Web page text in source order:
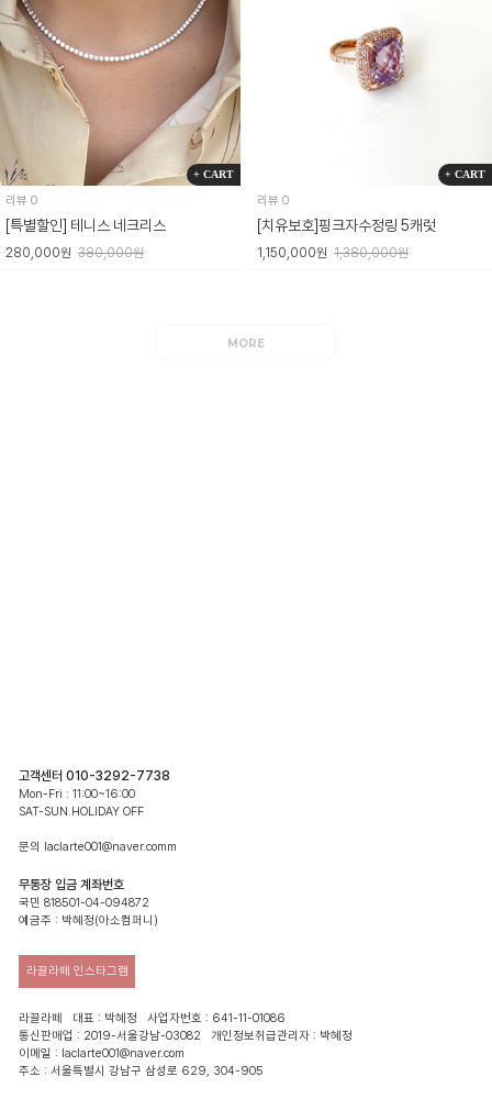
+ CART
리뷰 0
[특별할인] 테니스 네크리스
280,000원 380,000원
+ CART
리뷰 0
[치유보호]핑크자수정링 5캐럿
1,150,000원 1,380,000원
MORE
고객센터 010-3292-7738
Mon-Fri : 11:00~16:00
SAT-SUN.HOLIDAY OFF
문의 laclarte001@naver.comm
무통장 입금 계좌번호
국민 818501-04-094872
예금주 : 박혜정(아소컴퍼니)
라끌라떼 인스타그램
라끌라떼 대표 : 박혜정 사업자번호 : 641-11-01086
통신판매업 : 2019-서울강남-03082 개인정보취급관리자 : 박혜정
이메일 : laclarte001@naver.com
주소 : 서울특별시 강남구 삼성로 629, 304-905